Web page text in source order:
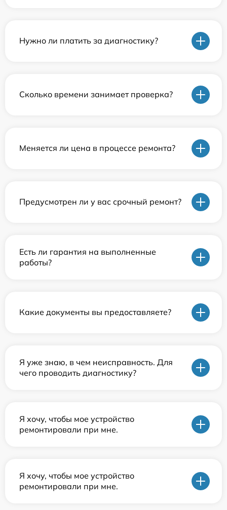
Нужно ли платить за диагностику?
Сколько времени занимает проверка?
Меняется ли цена в процессе ремонта?
Предусмотрен ли у вас срочный ремонт?
Есть ли гарантия на выполненные
работы?
Какие документы вы предоставляете?
Я уже знаю, в чем неисправность. Для
чего проводить диагностику?
Я хочу, чтобы мое устройство
ремонтировали при мне.
Я хочу, чтобы мое устройство
ремонтировали при мне.